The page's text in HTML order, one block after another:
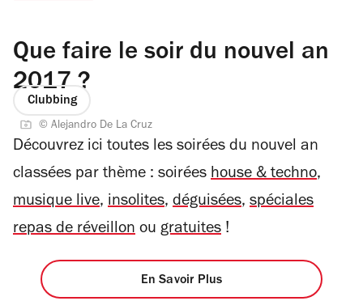
Que faire le soir du nouvel an
2017 ?
Clubbing
© Alejandro De La Cruz
Découvrez ici toutes les soirées du nouvel an
classées par thème : soirées house & techno,
musique live, insolites, déguisées, spéciales
repas de réveillon ou gratuites !
En Savoir Plus